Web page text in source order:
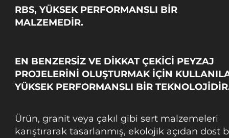
₺50,00 /1kg
1
K
r
a
m
b
a
n
a
₺
RBS, YÜKSEK PERFORMANSLI BİR
MALZEMEDİR.
EN BENZERSİZ VE DİKKAT ÇEKİCİ PEYZAJ
PROJELERİNİ OLUŞTURMAK İÇİN
YÜKSEK PERFORMANSLI BİR
Ürün, granit veya çakıl gibi sert malzemeleri
karıştırarak tasarlanmış, ekolojik açıdan dost